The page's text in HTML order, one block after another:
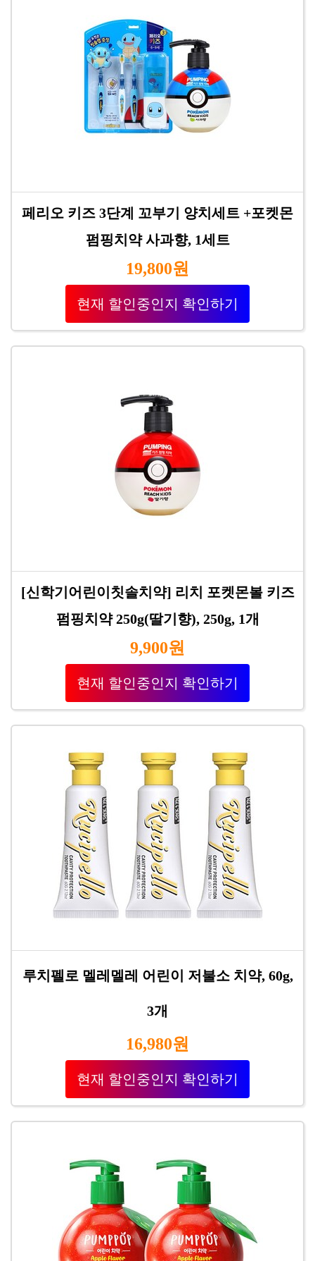
페리오 키즈 3단계 꼬부기 양치세트 +포켓몬
펌핑치약 사과향, 1세트
19,800원
현재 할인중인지 확인하기
[신학기어린이칫솔치약] 리치 포켓몬볼 키즈
펌핑치약 250g(딸기향), 250g, 1개
9,900원
현재 할인중인지 확인하기
루치펠로 멜레멜레 어린이 저불소 치약, 60g,
3개
16,980원
현재 할인중인지 확인하기